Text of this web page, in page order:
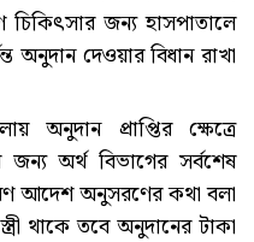
জন্য হাসপাতালে
অনুদান দেওয়ার বিধান রাখা
অনুদান প্রাপ্তির ক্ষেত্রে
জন্য অর্থ বিভাগের সর্বশেষ
আদেশ অনুসরণের কথা বলা
থাকে তবে অনুদানের টাকা